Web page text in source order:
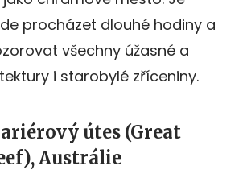
procházet dlouhé hodiny a
všechny úžasné a
i starobylé zříceniny.
útes (Great
Austrálie